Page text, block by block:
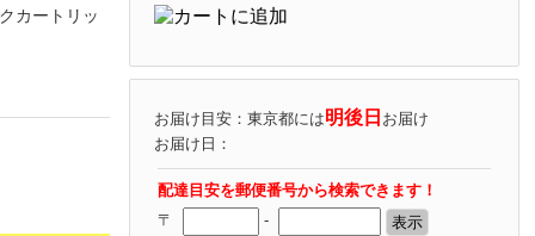
お届け目安：東京都には明後日 お届け
お届け日：
配達目安を郵便番号から検索できます！
〒
-
カートリッ